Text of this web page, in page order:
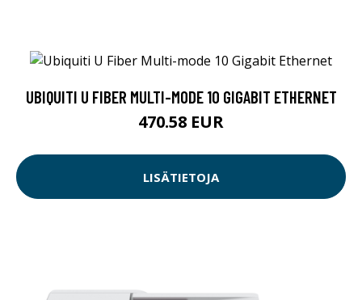
UBIQUITI U FIBER MULTI-MODE 10 GIGABIT ETHERNET
470.58 EUR
LISÄTIETOJA